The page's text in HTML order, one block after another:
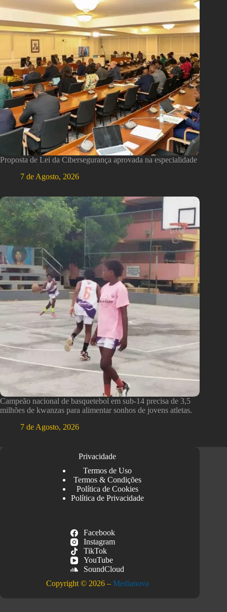
Proposta de Lei da Cibersegurança aprovada na especialidade
7 de Agosto, 2026
Campeão nacional de basquetebol em sub-14 precisa de 3,5
milhões de kwanzas para alimentar sonhos de jovens atletas.
7 de Agosto, 2026
Privacidade
Termos de Uso
Termos & Condições
Política de Cookies
Política de Privacidade
Facebook
Instagram
TikTok
YouTube
SoundCloud
Copyright © 2026 – Medianova